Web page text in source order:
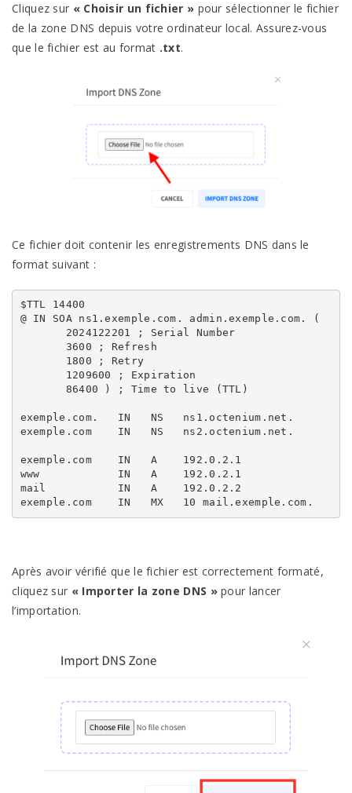
Cliquez sur « Choisir un fichier » pour sélectionner le fichier
de la zone DNS depuis votre ordinateur local. Assurez-vous
que le fichier est au format .txt.
Ce fichier doit contenir les enregistrements DNS dans le
format suivant :
$TTL 14400
@ IN SOA ns1.exemple.com. admin.exemple.com. (
       2024122201 ; Serial Number
       3600 ; Refresh
       1800 ; Retry
       1209600 ; Expiration
       86400 ) ;
Time to live (TTL)
exemple.com.   IN   NS   ns1.octenium.net.
exemple.com    IN   NS   ns2.octenium.net.
exemple.com    IN   A    192.0.2.1
www            IN   A    192.0.2.1
mail           IN   A    192.0.2.2
exemple.com    IN   MX   10 mail.exemple.com.
Après avoir vérifié que le fichier est correctement formaté,
cliquez sur « Importer la zone DNS »pour lancer
l’importation.